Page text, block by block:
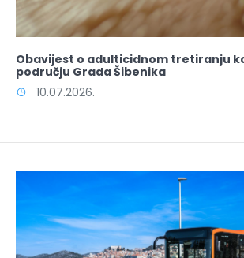
Obavijest o adulticidnom tretiranju
području Grada Šibenika
10.07.2026.